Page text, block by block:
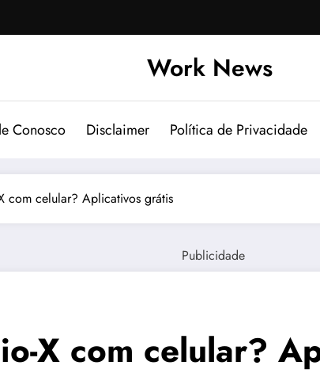
Work News
Conosco Disclaimer Política de Privacidade
com celular? Aplicativos grátis
Publicidade
X com celular?